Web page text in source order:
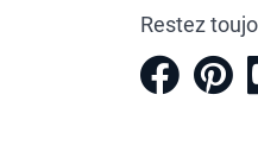
Restez